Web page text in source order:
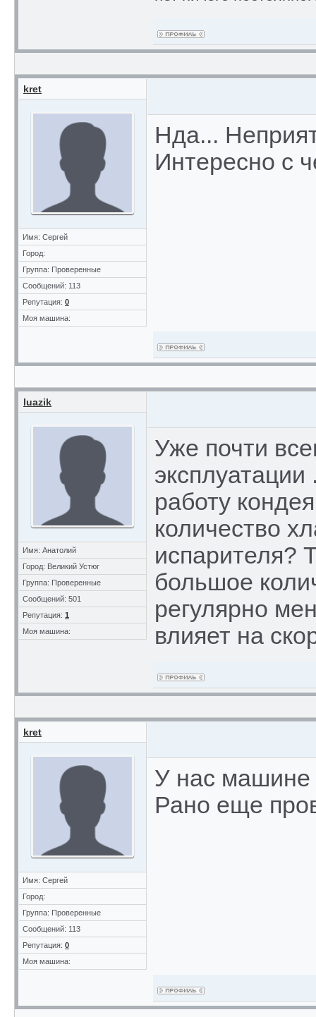
kret
Имя: Сергей
Город:
Группа: Проверенные
Сообщений: 113
Репутация: 0
Моя машина:
Нда...
Интересно с
luazik
Имя: Анатолий
Город: Великий Устюг
Группа: Проверенные
Сообщений: 501
Репутация: 1
Моя машина:
Уже почти
работу
количество
испарителя?
большое
регулярно
влияет на
kret
Имя: Сергей
Город:
Группа: Проверенные
Сообщений: 113
Репутация: 0
Моя машина:
У нас машине
Рано еще